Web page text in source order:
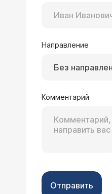
Направление
Без
Комментарий
Отправить